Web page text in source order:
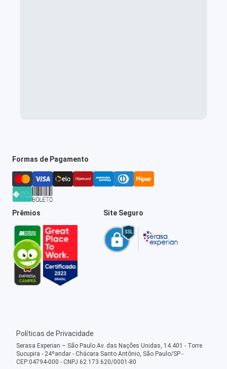
Formas de Pagamento
Prêmios Site Seguro
Políticas de Privacidade
Serasa Experian – São Paulo Av. das Nações Unidas, 14.401 - Torre
Sucupira - 24ºandar - Chácara Santo Antônio, São Paulo/SP -
CEP:04794-000 - CNPJ 62.173.620/0001-80